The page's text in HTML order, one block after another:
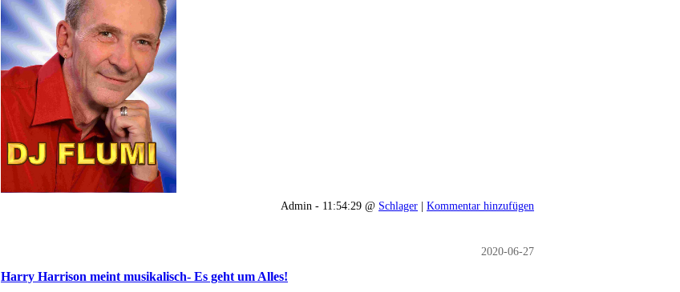
Admin - 11:54:29 @ Schlager | Kommentar hinzufügen
2020-06-27
Harry Harrison meint musikalisch- Es geht um Alles!